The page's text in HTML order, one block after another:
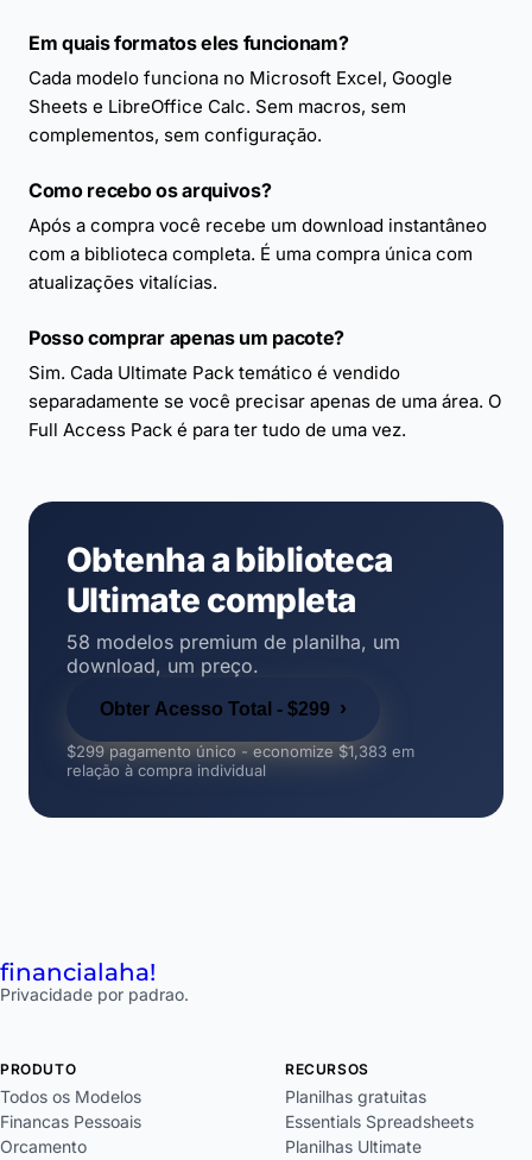
Em quais formatos eles funcionam?
Cada modelo funciona no Microsoft Excel, Google
Sheets e LibreOffice Calc. Sem macros, sem
complementos, sem configuração.
Como recebo os arquivos?
Após a compra você recebe um download instantâneo
com a biblioteca completa. É uma compra única com
atualizações vitalícias.
Posso comprar apenas um pacote?
Sim. Cada Ultimate Pack temático é vendido
separadamente se você precisar apenas de uma área. O
Full Access Pack é para ter tudo de uma vez.
Obtenha a biblioteca
Ultimate completa
58 modelos premium de planilha, um
download, um preço.
Obter Acesso Total - $299 ›
$299 pagamento único - economize $1,383 em
relação à compra individual
financialaha!
Privacidade por padrao.
PRODUTO
Todos os Modelos
Financas Pessoais
Orcamento
RECURSOS
Planilhas gratuitas
Essentials Spreadsheets
Planilhas Ultimate